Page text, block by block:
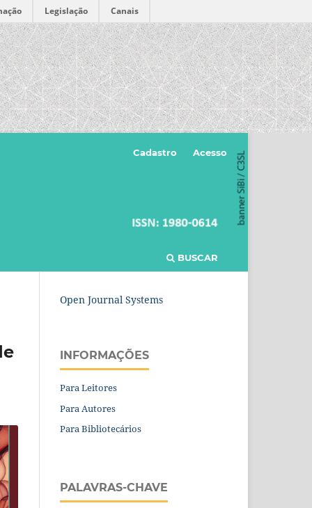
Legislação Canais
BUSCAR
Cadastro Acesso
Open Journal Systems
INFORMAÇÕES
Para Leitores
Para Autores
Para Bibliotecários
PALAVRAS-CHAVE